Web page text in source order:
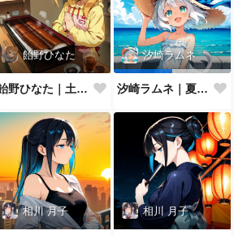
飴野ひなた
飴野ひなた｜土用の丑の日
汐崎ラムネ
汐崎ラムネ｜夏空を見上げて
相川 月子 相川 月子